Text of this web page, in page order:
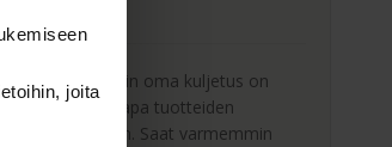
joita
Kaluste-Matin oma kuljetus on
turvallinen tapa tuotteiden
toimitukseen. Saat varmemmin